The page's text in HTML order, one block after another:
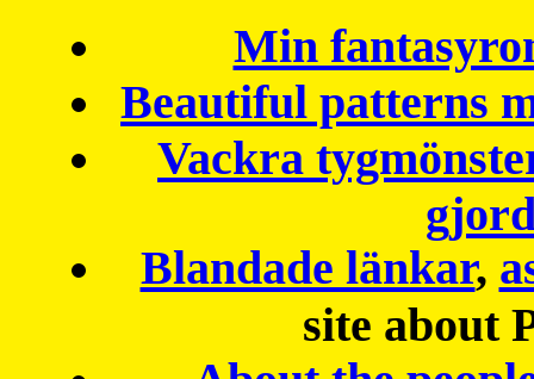
Min
Beautiful patterns
Vackra
Blandade länkar,
site about